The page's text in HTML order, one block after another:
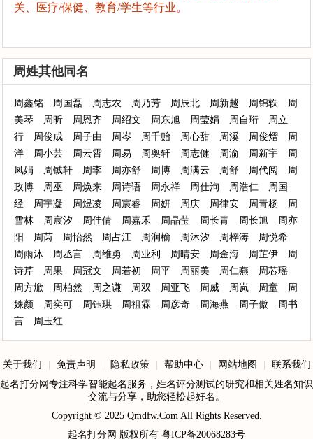
关、医疗/保健、教育/学生等行业。
周姓其他同名
周鑫铭 周国磊 周志农 周乃芳 周辰北 周新越 周锦轶
周
美琴
周昕 周恩齐 周绍文 周东旭 周莹娟 周自珩
周立
行
周俊成 周子由 周岑 周千贻 周心甜 周溪 周俊熠
周
洋
周小芸 周云霄 周易 周奥轩 周志健 周渝 周新宇
周
凤娟
周铖轩 周李 周亦舒 周博 周满云 周舒 周代阅
周
政博
周巫 周焕来 周诗语 周永祥 周仕洵 周浩仁
周国
经
周宇凝 周煜凌 周宸睿 周妍 周庆 周律安 周青杨
周
雪林
周宸汐 周佳倩 周嘉禾 周晶莹 周长青 周长旭
周亦
阳
周芮 周怡然 周占江 周润榆 周沐汐 周梓涛
周悦希
周雨沐
周丞言 周维勇 周业利 周晴安 周金海 周芷伊
周
诗芹
周果 周冠文 周若初 周平 周丽美 周仁燕
周芯瑶
周方焮
周柏然 周之谦 周双 周亚飞 周威 周岚 周童
周
姝颜
周奕可 周钰琪 周祖霖 周彦奇 周海燕 周子傲
周书
言
周玉红
关于我们 免责声明 隐私政策 帮助中心 网站地图
联系我们
起名打分网专注科学智能起名服务，姓名评分测试的研究和相关姓名知识
交流与分享，助您轻松起好名。
Copyright © 2025 Qmdfw.ComAll Rights Reserved.
起名打分网 版权所有 粤ICP备20068283号